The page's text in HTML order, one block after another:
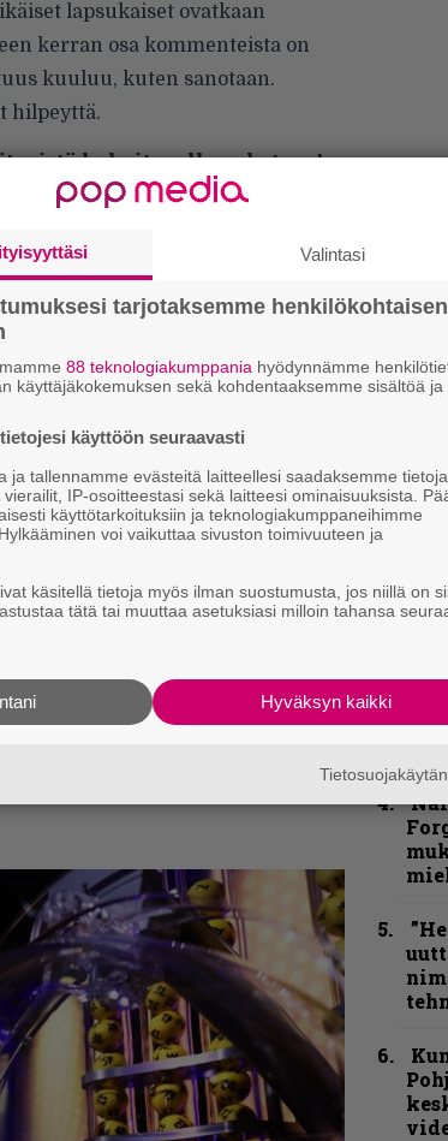
lapsukaiset ovatkaan
kerran osa kommenteista on
kuuluu, kuten sanotaan.
hilpeyttä.
mistä kahvitauolla puhutaan!
suoraan sähköpostiin
–
Valintasi
tarjotaksemme henkilökohtaisen
88 teknologiakumppania hyödynnämme
käyttäjäkokemuksen sekä kohdentaaksemme sisältöä ja
käyttöön seuraavasti
ja tallennamme evästeitä laitteellesi saadaksemme tietoja
IP-osoitteestasi sekä laitteesi ominaisuuksista.
käyttötarkoituksiin ja teknologiakumppaneihimme
voi vaikuttaa sivuston toimivuuteen ja
käsitellä tietoja myös ilman suostumusta, jos niillä on
tätä tai muuttaa asetuksiasi milloin tahansa
Hyväksyn kaikki